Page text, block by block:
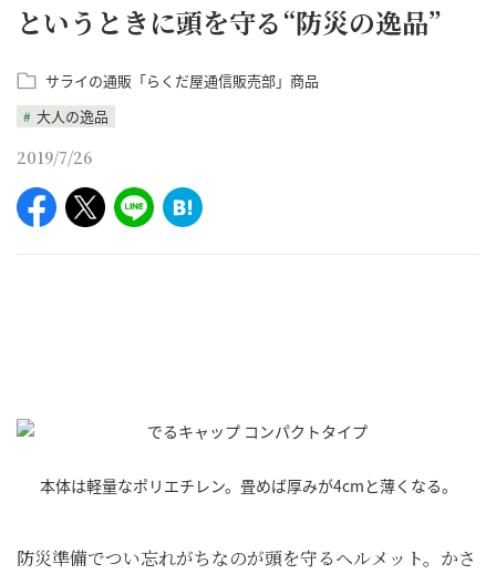
というときに頭を守る“防災の逸品”
サライの通販「らくだ屋通信販売部」商品
大人の逸品
2019/7/26
本体は軽量なポリエチレン。畳めば厚みが4cmと薄くなる。
防災準備でつい忘れがちなのが頭を守るヘルメット。かさ